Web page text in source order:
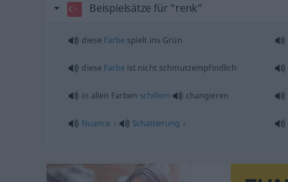
Beispielsätze für "renk"
diese Farbe spielt ins Grün
diese Farbe ist nicht schmutzempfindlich
in allen Farben schillern changieren
Nuance F Schattierung F